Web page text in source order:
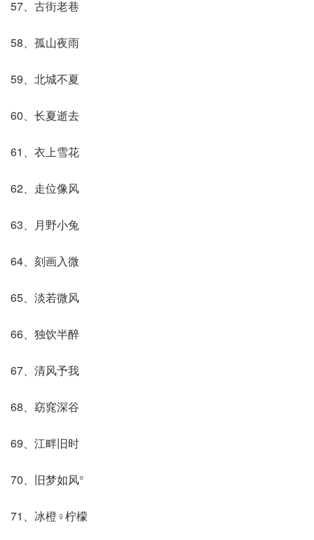
57、古街老巷
58、孤山夜雨
59、北城不夏
60、长夏逝去
61、衣上雪花
62、走位像风
63、月野小兔
64、刻画入微
65、淡若微风
66、独饮半醉
67、清风予我
68、窈窕深谷
69、江畔旧时
70、旧梦如风°
71、冰橙♀柠檬